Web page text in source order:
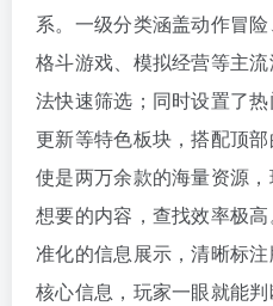
系。一级分类涵盖动作冒险
格斗游戏、模拟经营等主
法快速筛选；同时设置了
更新等特色板块，搭配顶
使是两万余款的海量资源
想要的内容，查找效率极
准化的信息展示，清晰标
核心信息，玩家一眼就能判